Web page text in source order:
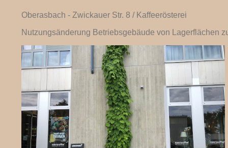
Oberasbach - Zwickauer Str. 8 / Kaffeerösterei
Nutzungsänderung Betriebsgebäude von Lagerflächen